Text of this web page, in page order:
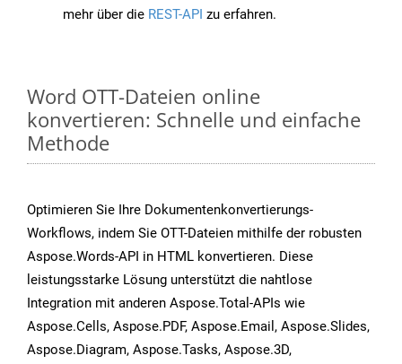
mehr über die REST-API zu erfahren.
Word OTT-Dateien online
konvertieren: Schnelle und einfache
Methode
Optimieren Sie Ihre Dokumentenkonvertierungs-
Workflows, indem Sie OTT-Dateien mithilfe der robusten
Aspose.Words-API in HTML konvertieren. Diese
leistungsstarke Lösung unterstützt die nahtlose
Integration mit anderen Aspose.Total-APIs wie
Aspose.Cells, Aspose.PDF, Aspose.Email, Aspose.Slides,
Aspose.Diagram, Aspose.Tasks, Aspose.3D,